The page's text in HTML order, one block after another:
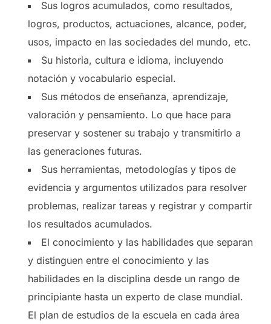
Sus logros acumulados, como resultados,
logros, productos, actuaciones, alcance, poder,
usos, impacto en las sociedades del mundo, etc.
Su historia, cultura e idioma, incluyendo
notación y vocabulario especial.
Sus métodos de enseñanza, aprendizaje,
valoración y pensamiento. Lo que hace para
preservar y sostener su trabajo y transmitirlo a
las generaciones futuras.
Sus herramientas, metodologías y tipos de
evidencia y argumentos utilizados para resolver
problemas, realizar tareas y registrar y compartir
los resultados acumulados.
El conocimiento y las habilidades que separan
y distinguen entre el conocimiento y las
habilidades en la disciplina desde un rango de
principiante hasta un experto de clase mundial.
El plan de estudios de la escuela en cada área